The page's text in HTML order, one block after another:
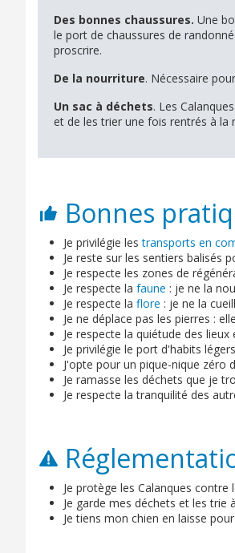
Des bonnes chaussures. Une
le port de chaussures de
proscrire.
De la nourriture. Nécessaire
Un sac à déchets. Les
et de les trier une fois rentrés à la
Bonnes
Je privilégie lestransports en
Je reste sur les sentiers balisés
Je respecte les zones de
Je respecte la faune : je ne la
Je respecte la flore : je ne la
Je ne déplace pas les pierres :
Je respecte la quiétude des
Je privilégie le port d'habits
J'opte pour un pique-nique zéro
Je ramasse les déchets que je
Je respecte la tranquilité des
Je protège les Calanques contre
Je garde mes déchets et les trie
Je tiens mon chien en laisse